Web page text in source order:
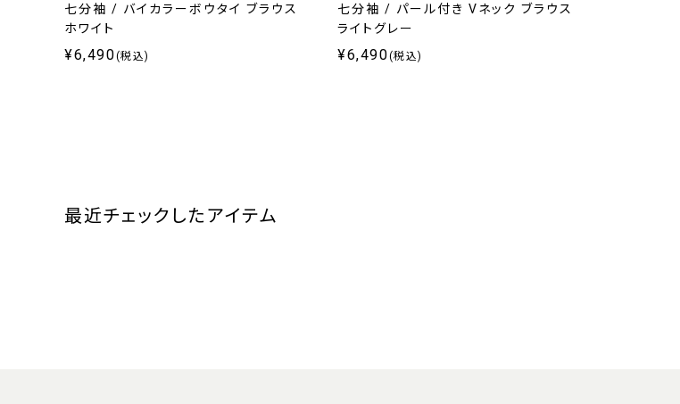
七分袖 / バイカラーボウタイ ブラウス
ホワイト
¥6,490(税込)
七分袖 / パール付き Vネック ブラウス
ライトグレー
¥6,490(税込)
最近チェックしたアイテム